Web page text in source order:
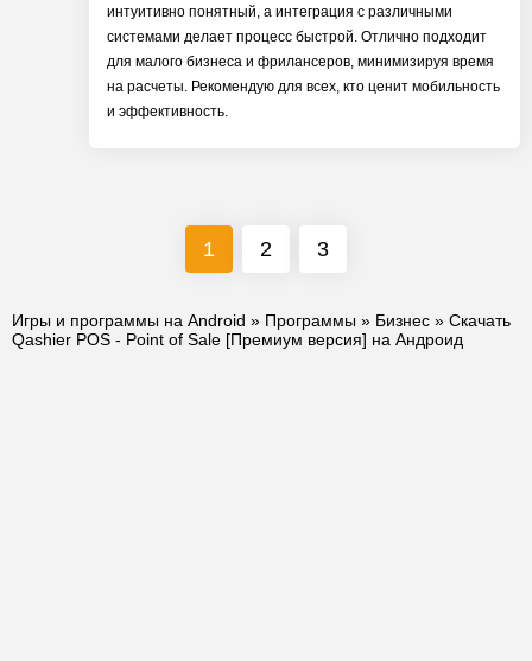
интуитивно понятный, а интеграция с различными
системами делает процесс быстрой. Отлично подходит
для малого бизнеса и фрилансеров, минимизируя время
на расчеты. Рекомендую для всех, кто ценит мобильность
и эффективность.
1 2 3
Игры и программы на Android » Программы » Бизнес » Скачать
Qashier POS - Point of Sale [Премиум версия] на Андроид